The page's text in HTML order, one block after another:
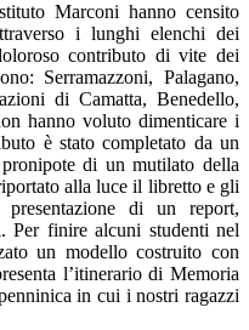
Marconi hanno censito
i lunghi elenchi dei
contributo di vite dei
Serramazzoni, Palagano,
di Camatta, Benedello,
hanno voluto dimenticare i
è stato completato da un
di un mutilato della
alla luce il libretto e gli
di un report,
Per finire alcuni studenti nel
un modello costruito con
l’itinerario di Memoria
in cui i nostri ragazzi